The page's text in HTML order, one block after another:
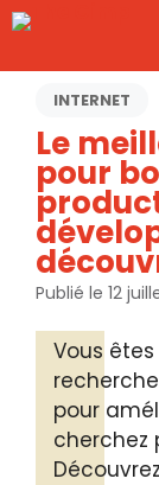
Aller
contenu
INTERNET
Le
pour
Publié le 12
Vous
pour
cherchez